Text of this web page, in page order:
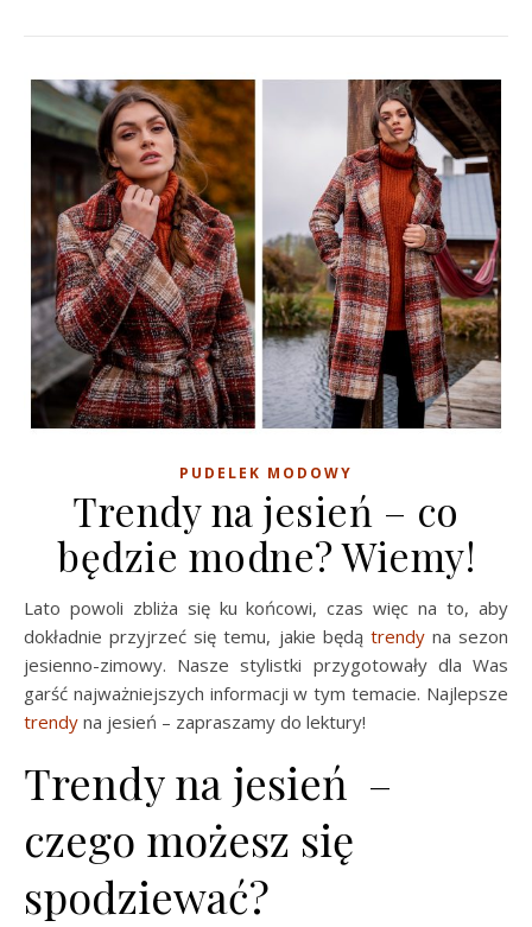
PUDELEK MODOWY
Trendy na jesień – co
będzie modne? Wiemy!
Lato powoli zbliża się ku końcowi, czas więc na to, aby
dokładnie przyjrzeć się temu, jakie będą trendyna sezon
jesienno-zimowy. Nasze stylistki przygotowały dla Was
garść najważniejszych informacji w tym temacie. Najlepsze
trendy na jesień – zapraszamy do lektury!
Trendy na jesień –
czego możesz się
spodziewać?